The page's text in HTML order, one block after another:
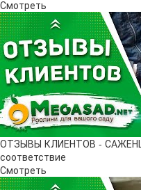
Смотреть
ОТЗЫВЫ КЛИЕНТОВ -
соответствие
Смотреть